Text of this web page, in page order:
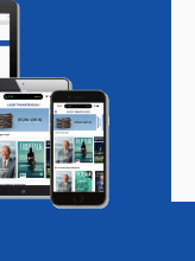
Vacatures